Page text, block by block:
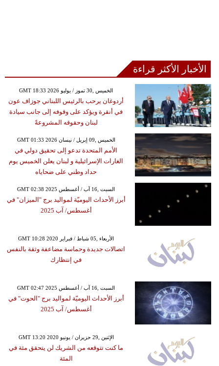
الأخبار الأكثر قراءة
GMT 18:33 2026 الخميس ,30 تموز / يوليو
أردوغان يرحب بالرئيس اللبناني جوزاف عون
في أنقرة ويؤكد على وقوفه إلى جانب سيادة
لبنان وحقوقه المشروعةً
GMT 01:33 2026 الخميس ,09 إبريل / نيسان
الأمم المتحدة تدعو إلى تحقيق دولي في
الغارات الإسرائيلية و لبنان يعلن الخميس يوم
حداد وطني على ضحاياه
GMT 02:38 2025 السبت ,16 آب / أغسطس
أبرز الأحداث اليوميّة لمواليد برج "الميزان" في
أغسطس/ آب 2025
GMT 10:28 2020 الأربعاء ,05 شباط / فبراير
اتصالات جديدة وحماسة مضاعفة وثقة بالنفس
في إنتظارك
GMT 02:47 2025 السبت ,16 آب / أغسطس
أبرز الأحداث اليوميّة لمواليد برج "الحوت" في
أغسطس/ آب 2025
GMT 13:20 2020 الإثنين ,29 حزيران / يونيو
ما كنت تتوقعه من الشريك لن يتحقق مئة في
المئة